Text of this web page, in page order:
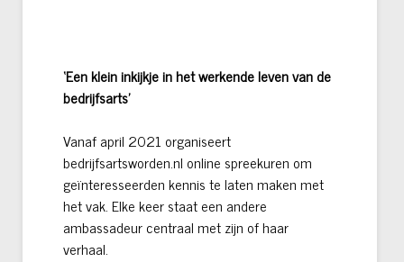
‘Een klein inkijkje in het werkende leven van de
bedrijfsarts’
Vanaf april 2021 organiseert
bedrijfsartsworden.nl online spreekuren om
geïnteresseerden kennis te laten maken met
het vak. Elke keer staat een andere
ambassadeur centraal met zijn of haar
verhaal.